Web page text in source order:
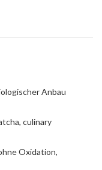
Anbau
culinary
Oxidation,